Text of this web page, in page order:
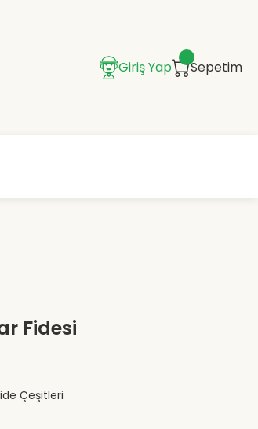
Giriş Yap Sepetim
Fidesi
Çeşitleri